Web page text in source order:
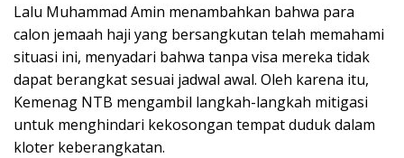
Lalu Muhammad Amin menambahkan bahwa para
calon jemaah haji yang bersangkutan telah memahami
situasi ini, menyadari bahwa tanpa visa mereka tidak
dapat berangkat sesuai jadwal awal. Oleh karena itu,
Kemenag NTB mengambil langkah-langkah mitigasi
untuk menghindari kekosongan tempat duduk dalam
kloter keberangkatan.